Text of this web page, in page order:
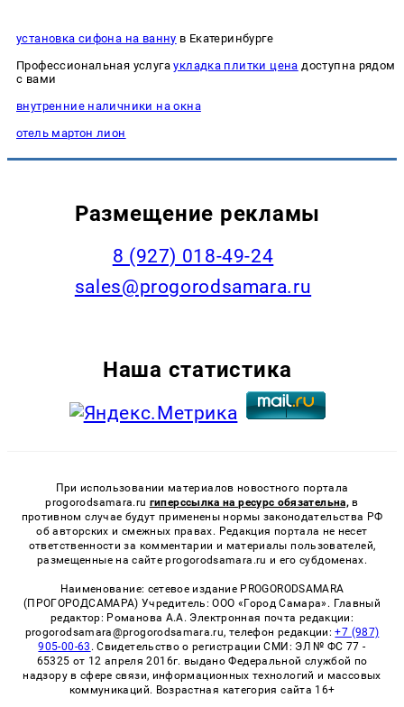
установка сифона на ванну в Екатеринбурге
Профессиональная услугаукладка плитки цена доступна рядом
с вами
внутренние наличники на окна
отель мартон лион
Размещение рекламы
8 (927) 018-49-24
sales@progorodsamara.ru
Наша статистика
При использовании материалов новостного портала
progorodsamara.ru гиперссылка на ресурс обязательна, в
противном случае будут применены нормы законодательства РФ
об авторских и смежных правах. Редакция портала не несет
ответственности за комментарии и материалы пользователей,
размещенные на сайте progorodsamara.ru и его субдоменах.
Наименование: сетевое издание PROGORODSAMARA
(ПРОГОРОДСАМАРА) Учредитель: ООО «Город Самара». Главный
редактор: Романова А.А. Электронная почта редакции:
progorodsamara@progorodsamara.ru, телефон редакции:+7 (987)
905-00-63 . Свидетельство о регистрации СМИ: ЭЛ № ФС 77 -
65325 от 12 апреля 2016г. выдано Федеральной службой по
надзору в сфере связи, информационных технологий и массовых
коммуникаций. Возрастная категория сайта 16+